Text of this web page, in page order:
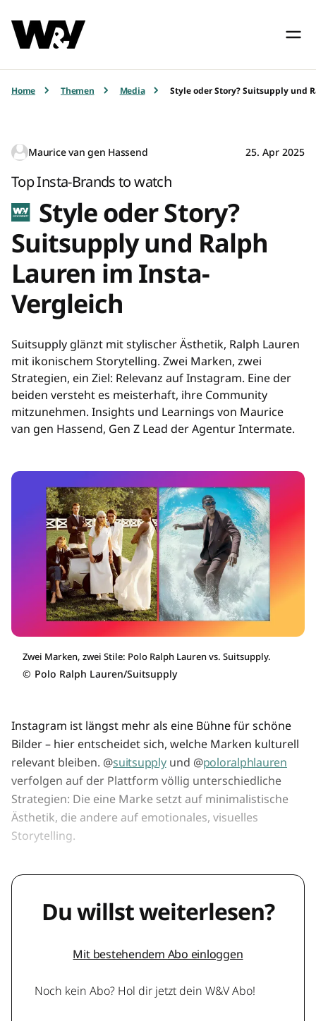
Home Themen Media Style oder Story? Suitsupply und
Maurice van gen Hassend 25. Apr 2025
Top Insta-Brands to watch
Style oder Story?
Suitsupply und Ralph
Lauren im Insta-
Vergleich
Suitsupply glänzt mit stylischer Ästhetik, Ralph Lauren
mit ikonischem Storytelling. Zwei Marken, zwei
Strategien, ein Ziel: Relevanz auf Instagram. Eine der
beiden versteht es meisterhaft, ihre Community
mitzunehmen. Insights und Learnings von Maurice
van gen Hassend, Gen Z Lead der Agentur Intermate.
Zwei Marken, zwei Stile: Polo Ralph Lauren vs. Suitsupply.
© Polo Ralph Lauren/Suitsupply
Instagram ist längst mehr als eine Bühne für schöne
Bilder – hier entscheidet sich, welche Marken kulturell
relevant bleiben. @suitsupplyund @poloralphlauren
verfolgen auf der Plattform völlig unterschiedliche
Strategien: Die eine Marke setzt auf minimalistische
Ästhetik, die andere auf emotionales, visuelles
Storytelling.
Du willst weiterlesen?
Mit bestehendem Abo einloggen
Noch kein Abo? Hol dir jetzt dein W&V Abo!